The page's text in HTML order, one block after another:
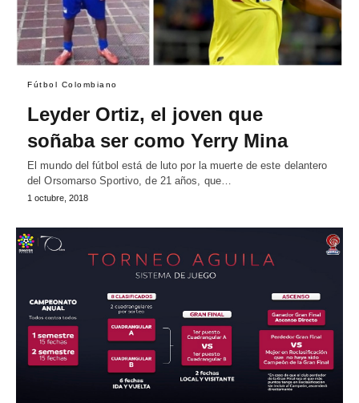
Fútbol Colombiano
Leyder Ortiz, el joven que
soñaba ser como Yerry Mina
El mundo del fútbol está de luto por la muerte de este delantero
del Orsomarso Sportivo, de 21 años, que…
1 octubre, 2018